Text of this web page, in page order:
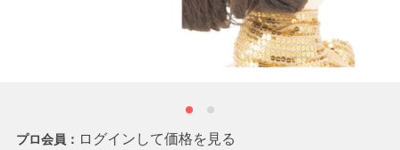
プロ会員： ログインして価格を見る